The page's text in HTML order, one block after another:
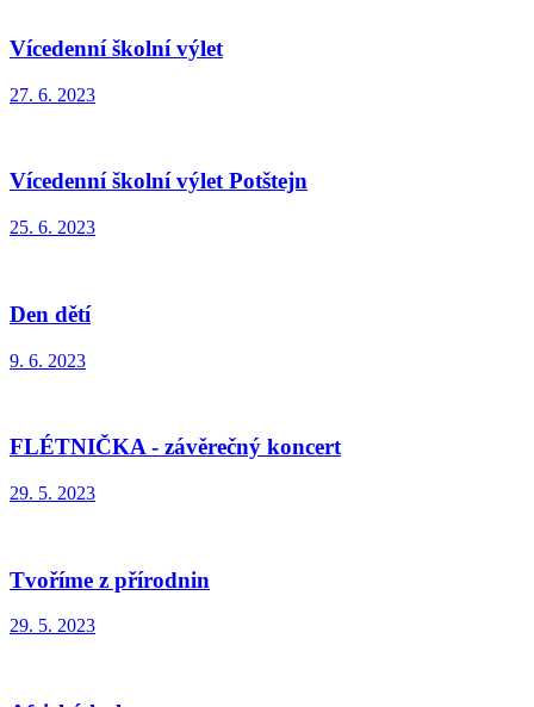
Vícedenní školní výlet
27. 6. 2023
Vícedenní školní výlet Potštejn
25. 6. 2023
Den dětí
9. 6. 2023
FLÉTNIČKA - závěrečný koncert
29. 5. 2023
Tvoříme z přírodnin
29. 5. 2023